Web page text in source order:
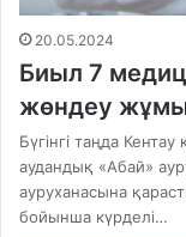
20.05.2024
Биыл 7
жөндеу
Бүгінгі таңда
аудандық «Абай»
ауруханасына
бойынша күрделі…